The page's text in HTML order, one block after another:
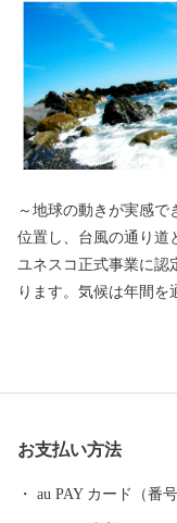
～地球の動きが実感できるまち～室
位置し、台風の通り道
ユネスコ正式事業に認
ります。気候は年間を
温多湿な特徴をみせ
お支払い方法
au PAY カード（番